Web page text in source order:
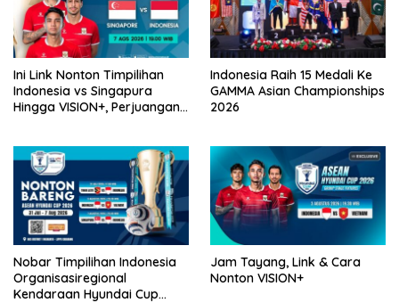
Ini Link Nonton Timpilihan
Indonesia vs Singapura
Hingga VISION+, Perjuangan
Indonesia Raih 15 Medali Ke
GAMMA Asian Championships
2026
Nobar Timpilihan Indonesia
Organisasiregional
Kendaraan Hyundai Cup
Jam Tayang, Link & Cara
Nonton VISION+